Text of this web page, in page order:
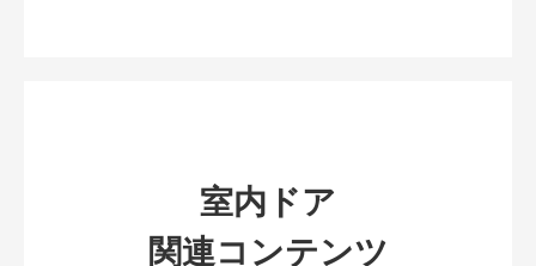
室内ドア
関連コンテンツ